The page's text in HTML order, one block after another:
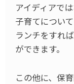
アイディアで
子育てについ
ランチをすれ
ができます。
この他に、保